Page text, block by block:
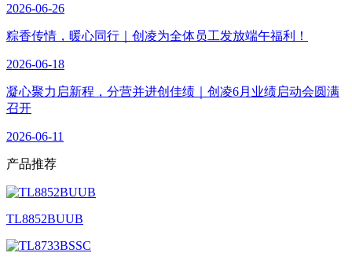
2026-06-26
粽香传情，暖心同行｜创凌为全体员工发放端午福利！
2026-06-18
凝心聚力启新程，分营并进创佳绩｜创凌6月业绩启动会圆满
召开
2026-06-11
产品推荐
TL8852BUUB